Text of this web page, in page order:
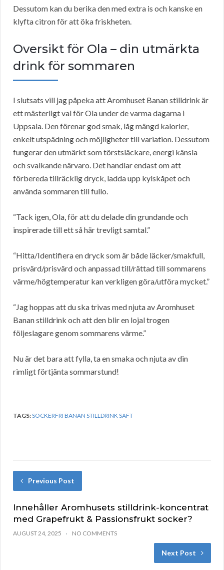
Dessutom kan du berika den med extra is och kanske en
klyfta citron för att öka friskheten.
Oversikt för Ola – din utmärkta
drink för sommaren
I slutsats vill jag påpeka att Aromhuset Banan stilldrink är
ett mästerligt val för Ola under de varma dagarna i
Uppsala. Den förenar god smak, låg mängd kalorier,
enkelt utspädning och möjligheter till variation. Dessutom
fungerar den utmärkt som törstsläckare, energi känsla
och svalkande närvaro. Det handlar endast om att
förbereda tillräcklig dryck, ladda upp kylskåpet och
använda sommaren till fullo.
“Tack igen, Ola, för att du delade din grundande och
inspirerade till ett så här trevligt samtal.”
“Hitta/Identifiera en dryck som är både läcker/smakfull,
prisvärd/prisvärd och anpassad till/rättad till sommarens
värme/högtemperatur kan verkligen göra/utföra mycket.”
“Jag hoppas att du ska trivas med njuta av Aromhuset
Banan stilldrink och att den blir en lojal trogen
följeslagare genom sommarens värme.”
Nu är det bara att fylla, ta en smaka och njuta av din
rimligt förtjänta sommarstund!
TAGS:SOCKERFRI BANAN STILLDRINK SAFT
Previous Post
Innehåller Aromhusets stilldrink-koncentrat
med Grapefrukt & Passionsfrukt socker?
AUGUST 24, 2025 NO COMMENTS
Next Post